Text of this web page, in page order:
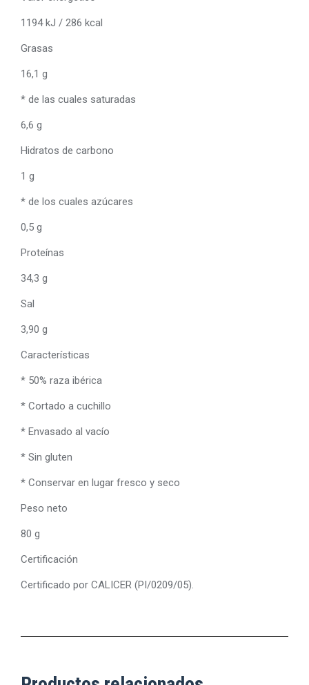
1194 kJ / 286 kcal
Grasas
16,1 g
* de las cuales saturadas
6,6 g
Hidratos de carbono
1 g
* de los cuales azúcares
0,5 g
Proteínas
34,3 g
Sal
3,90 g
Características
* 50% raza ibérica
* Cortado a cuchillo
* Envasado al vacío
* Sin gluten
* Conservar en lugar fresco y seco
Peso neto
80 g
Certificación
Certificado por CALICER (PI/0209/05).